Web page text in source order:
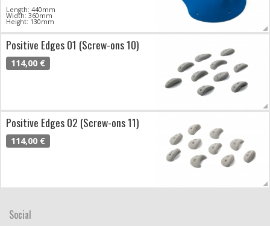
Length: 440mm
Width: 360mm
Height: 130mm
Positive Edges 01 (Screw-ons 10)
114,00 €
Positive Edges 02 (Screw-ons 11)
114,00 €
Social